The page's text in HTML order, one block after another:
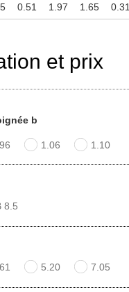
0.51 1.97 1.65 0.31
et prix
b
1.06 1.10
8.5
5.20 7.05